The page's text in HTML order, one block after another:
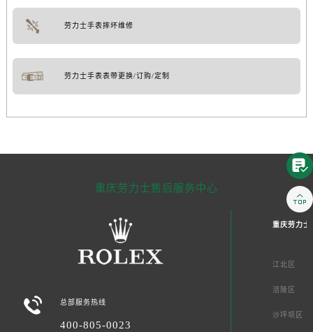
劳力士手表摔坏维修
劳力士手表表带更换/订购/定制
重庆劳力士售后服务中心
 总部服务热线
400-805-0023
重庆劳力士
江北区
涪陵区
沙坪坝区

